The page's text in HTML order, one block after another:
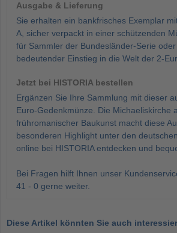
Ausgabe & Lieferung
Sie erhalten ein bankfrisches Exemplar
A, sicher verpackt in einer schützenden
für Sammler der Bundesländer-Serie
bedeutender Einstieg in die Welt der 2-
Jetzt bei HISTORIA bestellen
Ergänzen Sie Ihre Sammlung mit dieser
Euro-Gedenkmünze. Die Michaeliskirche
frühromanischer Baukunst macht diese
besonderen Highlight unter den
online bei HISTORIA entdecken und
Bei Fragen hilft Ihnen unser
41 - 0 gerne weiter.
Diese Artikel könnten Sie auch